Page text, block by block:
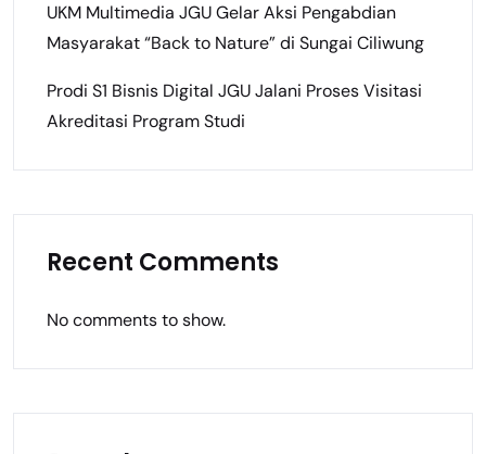
UKM Multimedia JGU Gelar Aksi Pengabdian
Masyarakat “Back to Nature” di Sungai Ciliwung
Prodi S1 Bisnis Digital JGU Jalani Proses Visitasi
Akreditasi Program Studi
Recent Comments
No comments to show.